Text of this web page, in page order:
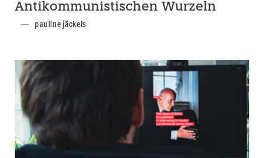
Antikommunistischen Wurzeln
pauline jäckels